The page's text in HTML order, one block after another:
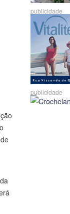
publicidade
publicidade